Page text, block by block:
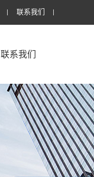
联系我们
联系我们